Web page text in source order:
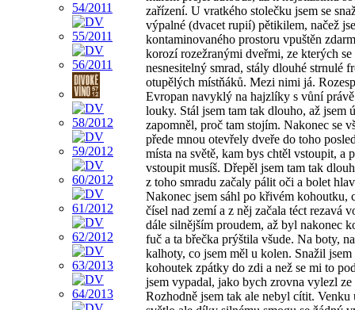
zařízení. U vratkého stolečku jsem se
výpalné (dvacet rupií) pětikilem, načež
kontaminovaného prostoru vpuštěn
korozí rozežranými dveřmi, ze kterých
nesnesitelný smrad, stály dlouhé strnulé
otupělých místňáků. Mezi nimi já.
Evropan navyklý na hajzlíky s vůní
louky. Stál jsem tam tak dlouho, až jsem
zapomněl, proč tam stojím. Nakonec se
přede mnou otevřely dveře do toho
místa na světě, kam bys chtěl vstoupit, a
vstoupit musíš. Dřepěl jsem tam tak
z toho smradu začaly pálit oči a bolet
Nakonec jsem sáhl po křivém kohoutku,
čísel nad zemí a z něj začala téct rezavá
dále silnějším proudem, až byl nakonec
fuč a ta břečka prýštila všude. Na boty,
kalhoty, co jsem měl u kolen. Snažil jsem
kohoutek zpátky do zdi a než se mi to
jsem vypadal, jako bych zrovna vylezl ze
Rozhodně jsem tak ale nebyl cítit. Venku